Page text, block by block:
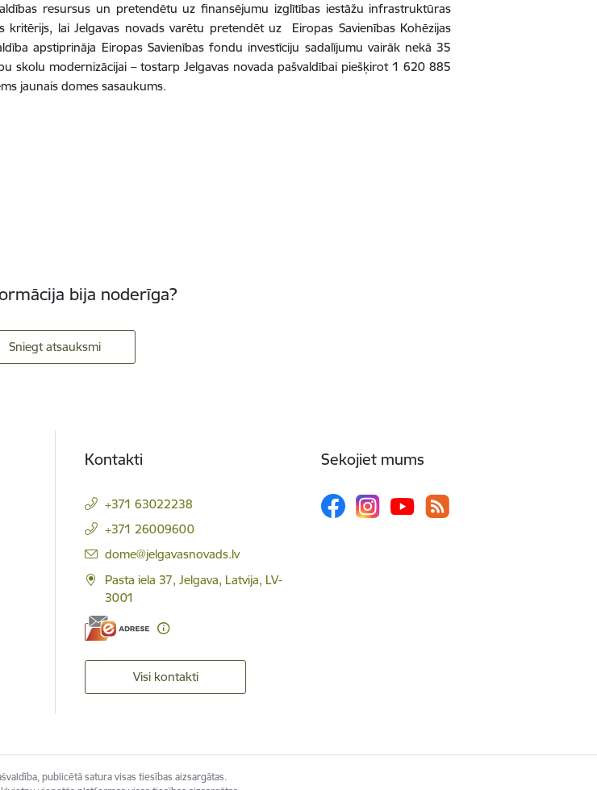
resursus un pretendētu uz finansējumu izglītības iestāžu infrastruktūras
kritērijs, lai Jelgavas novads varētu pretendēt uz Eiropas Savienības Kohēzijas
apstiprināja Eiropas Savienības fondu investīciju sadalījumu vairāk nekā 35
skolu modernizācijai – tostarp Jelgavas novada pašvaldībai piešķirot 1 620 885
jaunais domes sasaukums.
bija noderīga?
Sniegt atsauksmi
Kontakti
+371 63022238
+371 26009600
E-pasts:
dome@jelgavasnovads.lv
Pasta iela 37, Jelgava, Latvija, LV-
3001
Visi kontakti
Sekojiet mums
publicētā satura visas tiesības aizsargātas.